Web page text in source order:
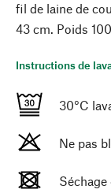
fil de laine de
43 cm. Poids
Instructions de
30°C
Ne pas